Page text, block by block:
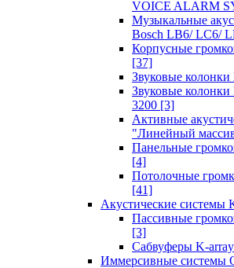
VOICE ALARM
Музыкальные
Bosch LB6/ LC6/
Корпусные
[37]
Звуковые колонки
Звуковые
3200 [3]
Активные
"Линейный
Панельные
[4]
Потолочные
[41]
Акустические системы
Пассивные
[3]
Сабвуферы K-array
Иммерсивные системы